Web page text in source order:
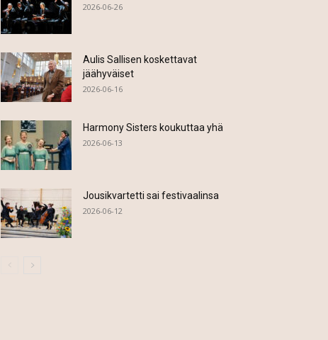
2026-06-26
Aulis Sallisen koskettavat
jäähyväiset
2026-06-16
Harmony Sisters koukuttaa yhä
2026-06-13
Jousikvartetti sai festivaalinsa
2026-06-12